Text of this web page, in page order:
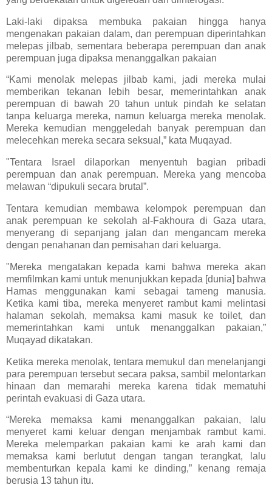
Laki-laki dipaksa membuka pakaian hingga hanya
mengenakan pakaian dalam, dan perempuan diperintahkan
melepas jilbab, sementara beberapa perempuan dan anak
perempuan juga dipaksa menanggalkan pakaian
“Kami menolak melepas jilbab kami, jadi mereka mulai
memberikan tekanan lebih besar, memerintahkan anak
perempuan di bawah 20 tahun untuk pindah ke selatan
tanpa keluarga mereka, namun keluarga mereka menolak.
Mereka kemudian menggeledah banyak perempuan dan
melecehkan mereka secara seksual,” kata Muqayad.
"Tentara Israel dilaporkan menyentuh bagian pribadi
perempuan dan anak perempuan. Mereka yang mencoba
melawan “dipukuli secara brutal”.
Tentara kemudian membawa kelompok perempuan dan
anak perempuan ke sekolah al-Fakhoura di Gaza utara,
menyerang di sepanjang jalan dan mengancam mereka
dengan penahanan dan pemisahan dari keluarga.
"Mereka mengatakan kepada kami bahwa mereka akan
memfilmkan kami untuk menunjukkan kepada [dunia] bahwa
Hamas menggunakan kami sebagai tameng manusia.
Ketika kami tiba, mereka menyeret rambut kami melintasi
halaman sekolah, memaksa kami masuk ke toilet, dan
memerintahkan kami untuk menanggalkan pakaian,”
Muqayad dikatakan.
Ketika mereka menolak, tentara memukul dan menelanjangi
para perempuan tersebut secara paksa, sambil melontarkan
hinaan dan memarahi mereka karena tidak mematuhi
perintah evakuasi di Gaza utara.
“Mereka memaksa kami menanggalkan pakaian, lalu
menyeret kami keluar dengan menjambak rambut kami.
Mereka melemparkan pakaian kami ke arah kami dan
memaksa kami berlutut dengan tangan terangkat, lalu
membenturkan kepala kami ke dinding,” kenang remaja
berusia 13 tahun itu.